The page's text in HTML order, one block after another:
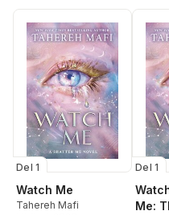
Del 1
Watch Me
Tahereh Mafi
Del 1
Me: